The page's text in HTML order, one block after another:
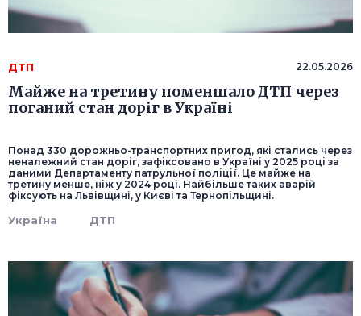
ДТП 22.05.2026
Майже на третину поменшало ДТП через
поганий стан доріг в Україні
Понад 330 дорожньо-транспортних пригод, які стались через
неналежний стан доріг, зафіксовано в Україні у 2025 році за
даними Департаменту патрульної поліції. Це майже на
третину менше, ніж у 2024 році. Найбільше таких аварій
фіксують на Львівщині, у Києві та Тернопільщині.
Україна ДТП